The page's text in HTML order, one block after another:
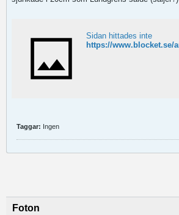
Sidan hittades inte
Taggar: Ingen
Foton